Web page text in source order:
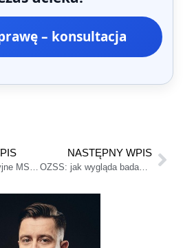
– konsultacja
Tablice alimentacyjne MS – czy są wiążące
NASTĘPNY WPIS
OZSS: jak wygląda badanie i przygotowanie (rodzic/dziecko)